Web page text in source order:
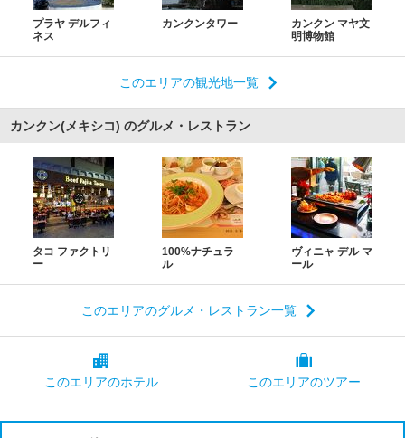
プラヤ デルフィ
ネス
カンクンタワー
カンクン マヤ文
明博物館
このエリアの観光地一覧
カンクン(メキシコ) のグルメ・レストラン
タコ ファクトリ
ー
100%ナチュラ
ル
ヴィニャ デル マ
ール
このエリアのグルメ・レストラン一覧
このエリアのホテル このエリアのツアー